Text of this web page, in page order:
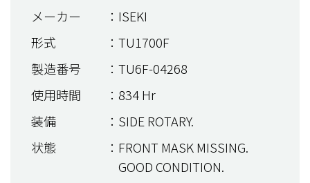
メーカー
：ISEKI
形式
：TU1700F
製造番号
：TU6F-04268
使用時間
：834 Hr
装備
：SIDE ROTARY.
状態
：FRONT MASK MISSING.
GOOD CONDITION.